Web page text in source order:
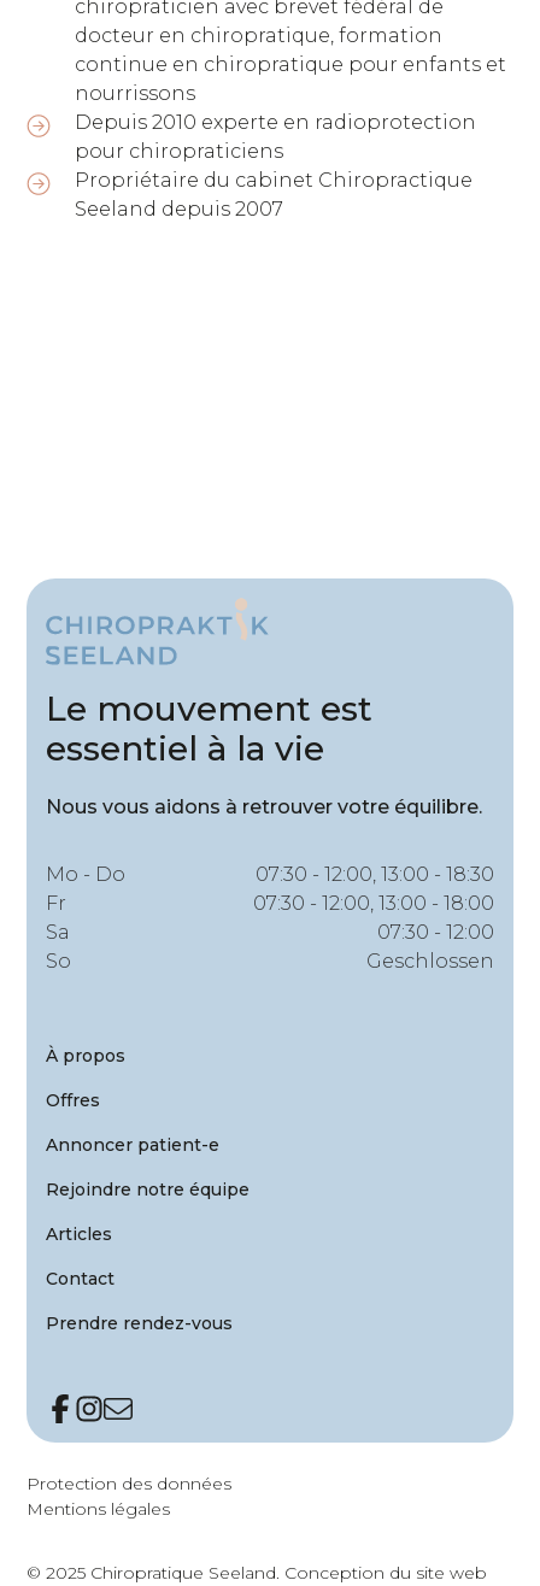
chiropraticien avec brevet fédéral de
docteur en chiropratique, formation
continue en chiropratique pour enfants et
nourrissons
Depuis 2010 experte en radioprotection
pour chiropraticiens
Propriétaire du cabinet Chiropractique
Seeland depuis 2007
Le mouvement est
essentiel à la vie
Nous vous aidons à retrouver votre équilibre.
Mo - Do
07:30 - 12:00, 13:00 - 18:30
Fr
07:30 - 12:00, 13:00 - 18:00
Sa
07:30 - 12:00
So
Geschlossen
À propos
Offres
Annoncer patient-e
Rejoindre notre équipe
Articles
Contact
Prendre rendez-vous
© 2025 Chiropratique Seeland. Conception du site web
Protection des données
Mentions légales